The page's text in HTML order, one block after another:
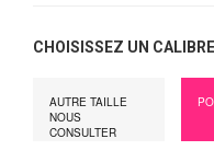
CHOISISSEZ UN CALIBRE
AUTRE TAILLE
NOUS
CONSULTER